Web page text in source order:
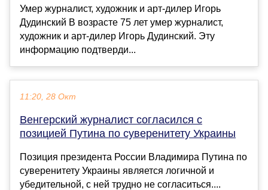
Умер журналист, художник и арт-дилер Игорь
Дудинский В возрасте 75 лет умер журналист,
художник и арт-дилер Игорь Дудинский. Эту
информацию подтверди...
11:20, 28 Окт
Венгерский журналист согласился с
позицией Путина по суверенитету Украины
Позиция президента России Владимира Путина по
суверенитету Украины является логичной и
убедительной, с ней трудно не согласиться....